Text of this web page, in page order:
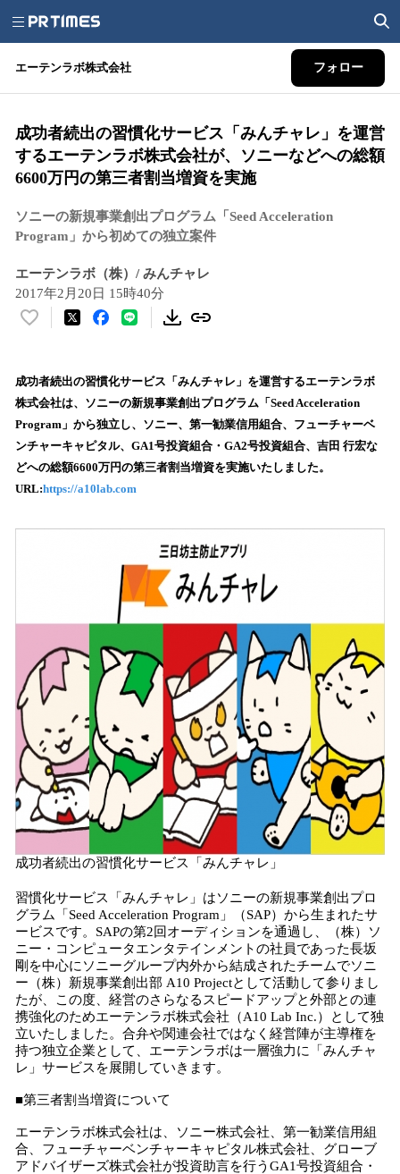
エーテンラボ株式会社 フォロー
成功者続出の習慣化サービス「みんチャレ」を運営
するエーテンラボ株式会社が、ソニーなどへの総額
6600万円の第三者割当増資を実施
ソニーの新規事業創出プログラム「Seed Acceleration
Program」から初めての独立案件
エーテンラボ（株）/ みんチャレ
2017年2月20日 15時40分
い
！
数
を
読
込
み
で
成功者続出の習慣化サービス「みんチャレ」を運営するエーテンラボ
株式会社は、ソニーの新規事業創出プログラム「Seed Acceleration
Program」から独立し、ソニー、第一勧業信用組合、フューチャーベ
ンチャーキャピタル、GA1号投資組合・GA2号投資組合、吉田 行宏な
どへの総額6600万円の第三者割当増資を実施いたしました。
URL:https://a10lab.com
成功者続出の習慣化サービス「みんチャレ」
習慣化サービス「みんチャレ」はソニーの新規事業創出プロ
グラム「Seed Acceleration Program」（SAP）から生まれたサ
ービスです。SAPの第2回オーディションを通過し、（株）ソ
ニー・コンピュータエンタテインメントの社員であった長坂
剛を中心にソニーグループ内外から結成されたチームでソニ
ー（株）新規事業創出部 A10 Projectとして活動して参りまし
たが、この度、経営のさらなるスピードアップと外部との連
携強化のためエーテンラボ株式会社（A10 Lab Inc.）として独
立いたしました。合弁や関連会社ではなく経営陣が主導権を
持つ独立企業として、エーテンラボは一層強力に「みんチャ
レ」サービスを展開していきます。
■第三者割当増資について
エーテンラボ株式会社は、ソニー株式会社、第一勧業信用組
合、フューチャーベンチャーキャピタル株式会社、グローブ
アドバイザーズ株式会社が投資助言を行うGA1号投資組合・